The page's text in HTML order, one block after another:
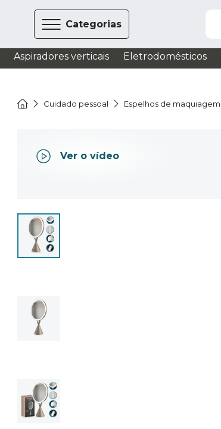
Categorias
Aspiradores verticais Eletrodomésticos
Cuidado pessoal Espelhos de maquiagem
Ver o vídeo